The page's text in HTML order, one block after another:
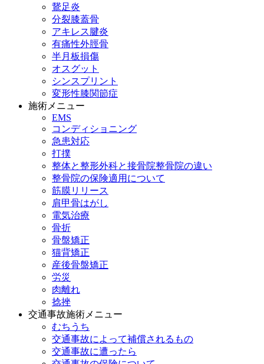
鵞足炎
分裂膝蓋骨
アキレス腱炎
有痛性外脛骨
半月板損傷
オスグット
シンスプリント
変形性膝関節症
施術メニュー
EMS
コンディショニング
急患対応
打撲
整体と整形外科と接骨院整骨院の違い
整骨院の保険適用について
筋膜リリース
肩甲骨はがし
電気治療
骨折
骨盤矯正
猫背矯正
産後骨盤矯正
労災
肉離れ
捻挫
交通事故施術メニュー
むちうち
交通事故によって補償されるもの
交通事故に遭ったら